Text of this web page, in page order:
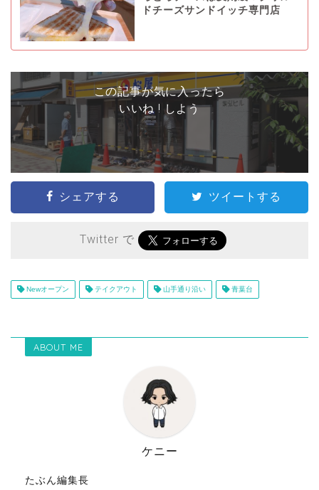
ドチーズサンドイッチ専門店
この記事が気に入ったら
いいね ! しよう
シェアする ツイートする
Twitter で
Newオープン テイクアウト 山手通り沿い 青葉台
ABOUT ME
ケニー
たぶん編集長